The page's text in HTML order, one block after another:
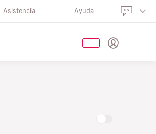
Asistencia Ayuda